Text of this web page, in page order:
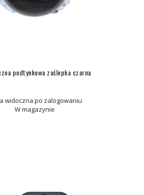
podtynkowa zaślepka czarna
widoczna po zalogowaniu
W magazynie